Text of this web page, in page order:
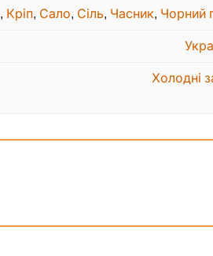
, Кріп, Сало, Сіль, Часник, Чорний
Холодні